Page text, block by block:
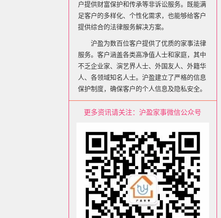
户提供财富保护和传承等非诉讼服务。既能满
足客户的多样化、个性化需求，也能够给客户
提供综合的法律服务解决方案。
沪盈为数百位客户提供了优质的家事法律
服务。客户涵盖各类高净值人士和家庭，其中
不乏企业家、演艺界人士、外国友人、外籍华
人、各领域知名人士。沪盈建立了严格的信息
保护制度，确保客户的个人信息及隐私安全。
更多资讯请关注：沪盈家事微信公众号